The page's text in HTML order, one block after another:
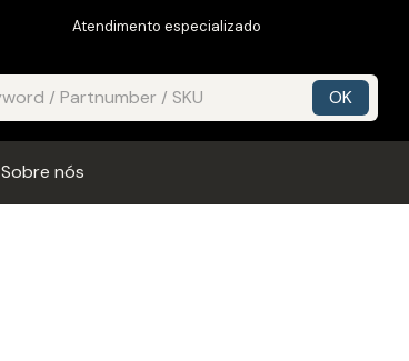
Atendimento especializado
Sobre nós